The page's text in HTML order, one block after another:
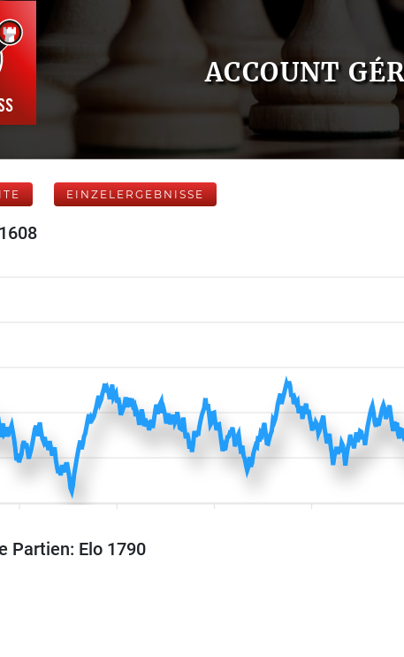
ACCOUNT
EINZELERGEBNISSE
Partien: Elo 1790